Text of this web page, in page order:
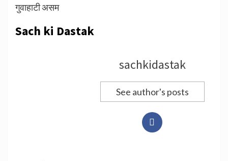
गुवाहाटी असम
Sach ki Dastak
sachkidastak
See author's posts